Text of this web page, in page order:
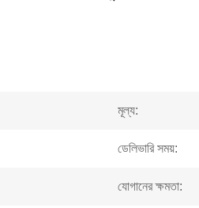
মূল্য:
ডেলিভারি সময়:
যোগানের ক্ষমতা: